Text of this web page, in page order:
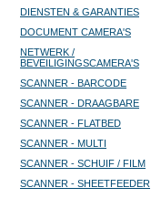
DIENSTEN & GARANTIES
DOCUMENT CAMERA'S
NETWERK /
BEVEILIGINGSCAMERA'S
SCANNER - BARCODE
SCANNER - DRAAGBARE
SCANNER - FLATBED
SCANNER - MULTI
SCANNER - SCHUIF / FILM
SCANNER - SHEETFEEDER